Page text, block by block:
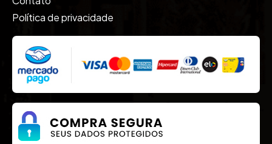
Política de privacidade